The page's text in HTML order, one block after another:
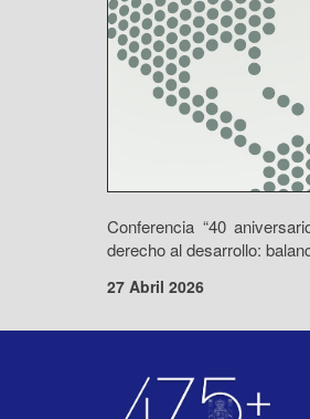
Conferencia “40
derecho al desarrollo:
27 Abril 2026